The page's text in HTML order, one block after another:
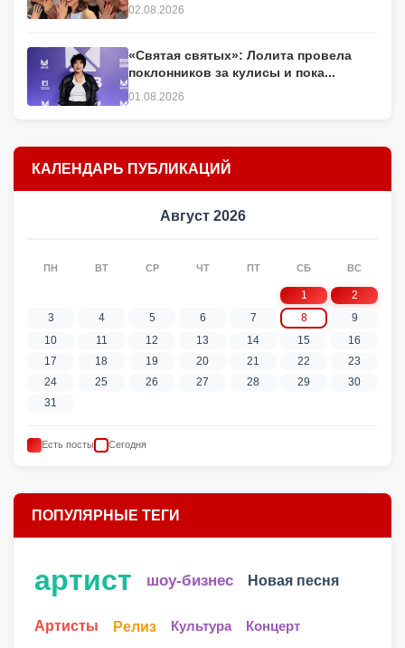
02.08.2026
«Святая святых»: Лолита провела
поклонников за кулисы и пока...
01.08.2026
КАЛЕНДАРЬ ПУБЛИКАЦИЙ
Август 2026
ПН ВТ СР ЧТ ПТ СБ ВС
1
2
3
4 5 6 7 8
9
10
11 12 13 14 15
16
17
18 19 20 21 22
23
24
25 26 27 28 29
30
31
Есть посты Сегодня
ПОПУЛЯРНЫЕ ТЕГИ
артист шоу-бизнес Новая песня
Артисты Релиз Культура Концерт